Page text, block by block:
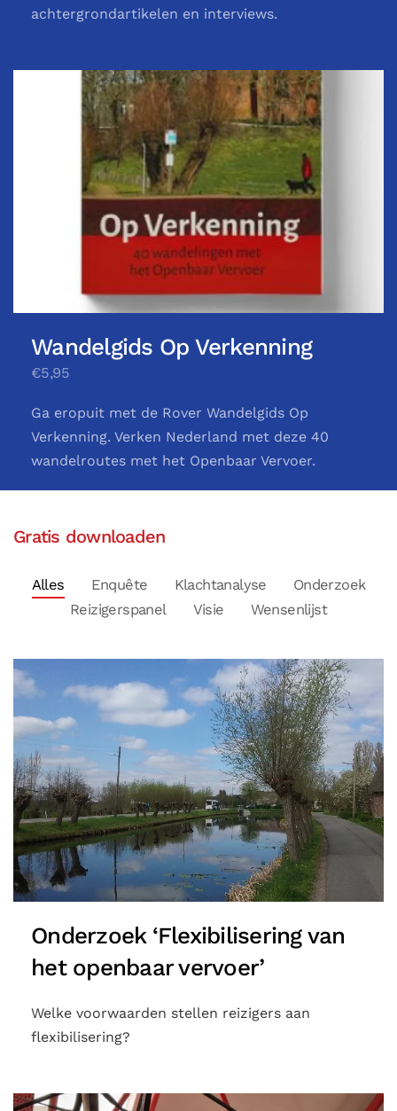
achtergrondartikelen en interviews.
Wandelgids Op Verkenning
€5,95
Ga eropuit met de Rover Wandelgids Op
Verkenning. Verken Nederland met deze 40
wandelroutes met het Openbaar Vervoer.
Gratis downloaden
Alles Enquête Klachtanalyse
Onderzoek
Reizigerspanel
Visie Wensenlijst
Onderzoek ‘Flexibilisering van
het openbaar vervoer’
Welke voorwaarden stellen reizigers aan
flexibilisering?